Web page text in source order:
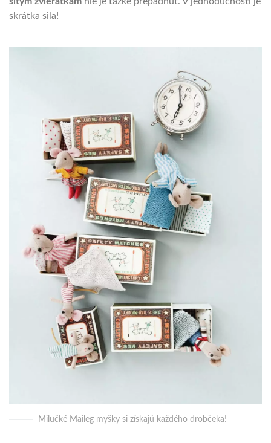
skrátka sila!
Milučké Maileg myšky si získajú každého drobčeka!